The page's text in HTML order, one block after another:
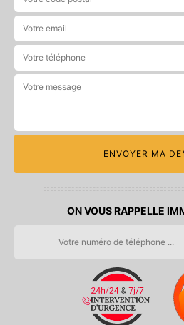
ON VOUS RAPPELLE